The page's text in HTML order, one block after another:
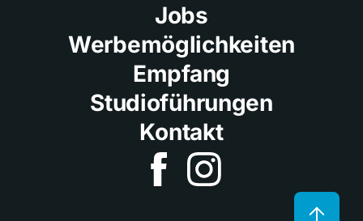
Jobs
Werbemöglichkeiten
Empfang
Studioführungen
Kontakt